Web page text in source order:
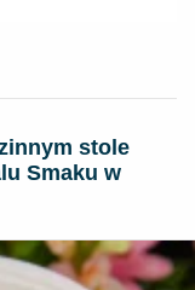
stole
Smaku w